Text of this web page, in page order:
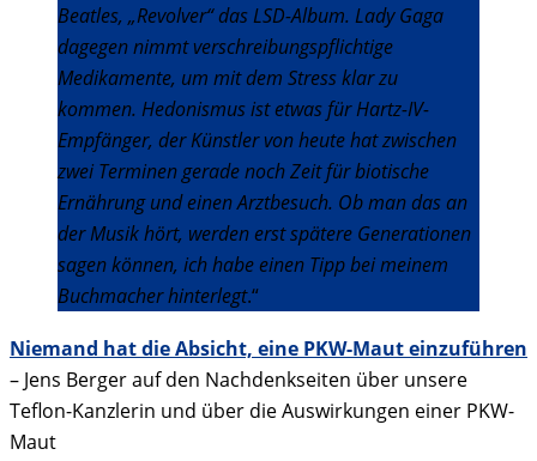
Beatles, „Revolver“ das LSD-Album. Lady Gaga
dagegen nimmt verschreibungspflichtige
Medikamente, um mit dem Stress klar zu
kommen. Hedonismus ist etwas für Hartz-IV-
Empfänger, der Künstler von heute hat zwischen
zwei Terminen gerade noch Zeit für biotische
Ernährung und einen Arztbesuch. Ob man das an
der Musik hört, werden erst spätere Generationen
sagen können, ich habe einen Tipp bei meinem
Buchmacher hinterlegt.“
Niemand hat die Absicht, eine PKW-Maut einzuführen
– Jens Berger auf den Nachdenkseiten über unsere
Teflon-Kanzlerin und über die Auswirkungen einer PKW-
Maut